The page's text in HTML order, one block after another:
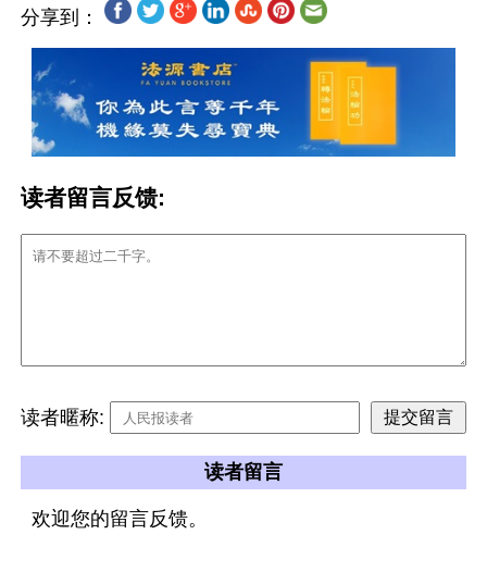
分享到：
读者留言反馈:
读者暱称:
读者留言
欢迎您的留言反馈。